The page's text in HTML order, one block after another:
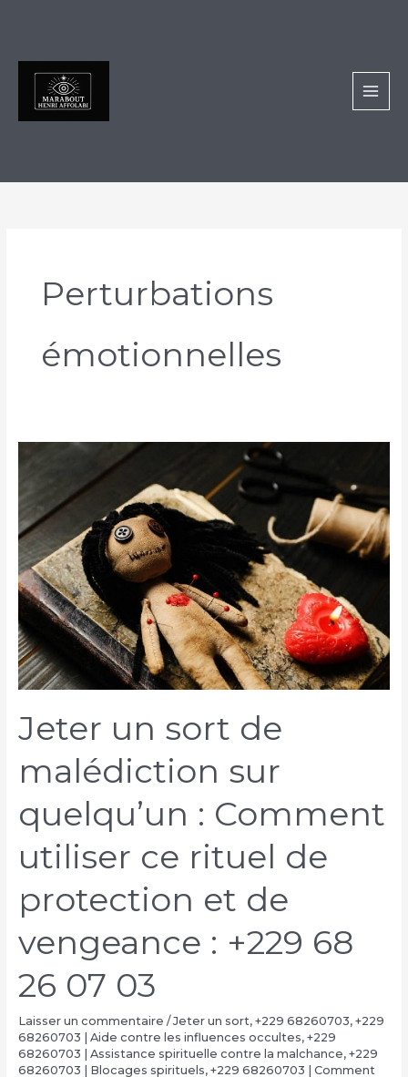
Perturbations
émotionnelles
Jeter un sort de
malédiction sur
quelqu’un : Comment
utiliser ce rituel de
protection et de
vengeance : +229 68
26 07 03
Laisser un commentaire /Jeter un sort, +229 68260703, +229
68260703 | Aide contre les influences occultes, +229
68260703 | Assistance spirituelle contre la malchance, +229
68260703 | Blocages spirituels, +229 68260703 | Comment